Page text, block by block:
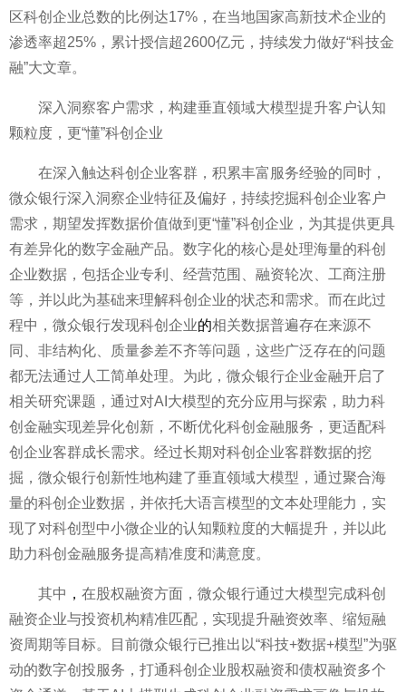
区科创企业总数的比例达17%，在当地国家高新技术企业的
渗透率超25%，累计授信超2600亿元，持续发力做好“科技金
融”大文章。
深入洞察客户需求，构建垂直领域大模型提升客户认知
颗粒度，更“懂”科创企业
在深入触达科创企业客群，积累丰富服务经验的同时，
微众银行深入洞察企业特征及偏好，持续挖掘科创企业客户
需求，期望发挥数据价值做到更“懂”科创企业，为其提供更具
有差异化的数字金融产品。数字化的核心是处理海量的科创
企业数据，包括企业专利、经营范围、融资轮次、工商注册
等，并以此为基础来理解科创企业的状态和需求。而在此过
程中，微众银行发现科创企业的相关数据普遍存在来源不
同、非结构化、质量参差不齐等问题，这些广泛存在的问题
都无法通过人工简单处理。为此，微众银行企业金融开启了
相关研究课题，通过对AI大模型的充分应用与探索，助力科
创金融实现差异化创新，不断优化科创金融服务，更适配科
创企业客群成长需求。经过长期对科创企业客群数据的挖
掘，微众银行创新性地构建了垂直领域大模型，通过聚合海
量的科创企业数据，并依托大语言模型的文本处理能力，实
现了对科创型中小微企业的认知颗粒度的大幅提升，并以此
助力科创金融服务提高精准度和满意度。
其中 ， 在股权融资方面，微众银行通过大模型完成科创
融资企业与投资机构精准匹配，实现提升融资效率、缩短融
资周期等目标。目前微众银行已推出以“科技+数据+模型”为驱
动的数字创投服务，打通科创企业股权融资和债权融资多个